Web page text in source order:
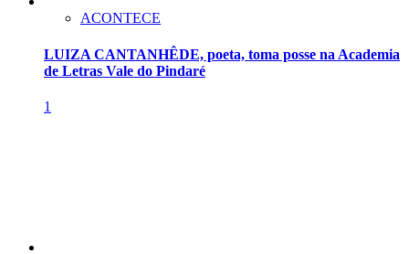
ACONTECE
LUIZA CANTANHÊDE, poeta, toma posse na Academia
de Letras Vale do Pindaré
1